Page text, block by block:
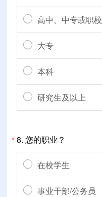
高中、中专或职校
大专
本科
研究生及以上
*8. 您的职业？
在校学生
事业干部/公务员